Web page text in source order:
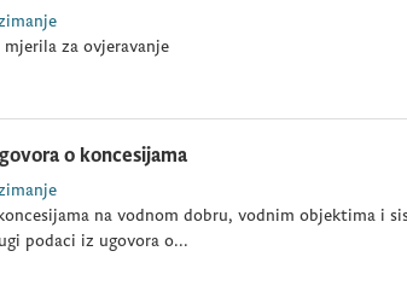
za ovjeravanje
o koncesijama
na vodnom dobru, vodnim objektima i
podaci iz ugovora o...